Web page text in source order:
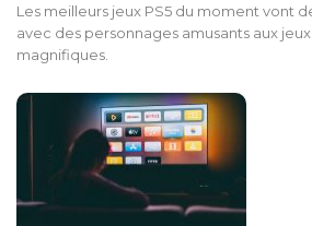
Les meilleurs jeux PS5 du moment vont
avec des personnages amusants aux
magnifiques.